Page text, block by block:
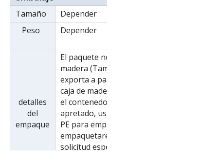
Tamaño
Depender
Peso
Depender
detalles
del
empaque
El paquete normal es una caja de
madera (Tamaño: L*W*H).Si se
exporta a países europeos, la
caja de madera será fumigada. Si
el contenedor es demasiado
apretado, usaremos película de
PE para empacar o lo
empaquetaremos según la
solicitud especial del cliente.